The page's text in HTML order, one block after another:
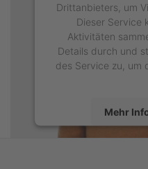
Drittanbieters, um
Dieser Service
Aktivitäten
Details durch und
des Service zu, um
Mehr